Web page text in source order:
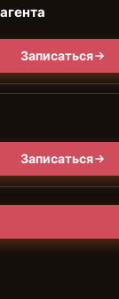
Записаться
Записаться